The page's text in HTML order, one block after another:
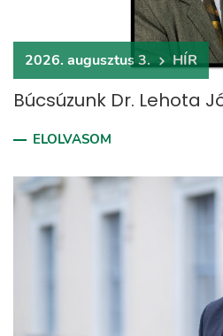
2026. augusztus 3. HÍR
Búcsúzunk Dr. Lehota
ELOLVASOM